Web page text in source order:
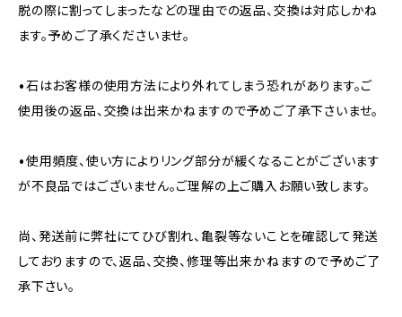
脱の際に割ってしまったなどの理由での返品、交換は対応しかね
ます。予めご了承くださいませ。
•石はお客様の使用方法により外れてしまう恐れがあります。ご
使用後の返品、交換は出来かねますので予めご了承下さいませ。
•使用頻度、使い方によりリング部分が緩くなることがございます
が不良品ではございません。ご理解の上ご購入お願い致します。
尚、発送前に弊社にてひび割れ、亀裂等ないことを確認して発送
しておりますので、返品、交換、修理等出来かねますので予めご了
承下さい。